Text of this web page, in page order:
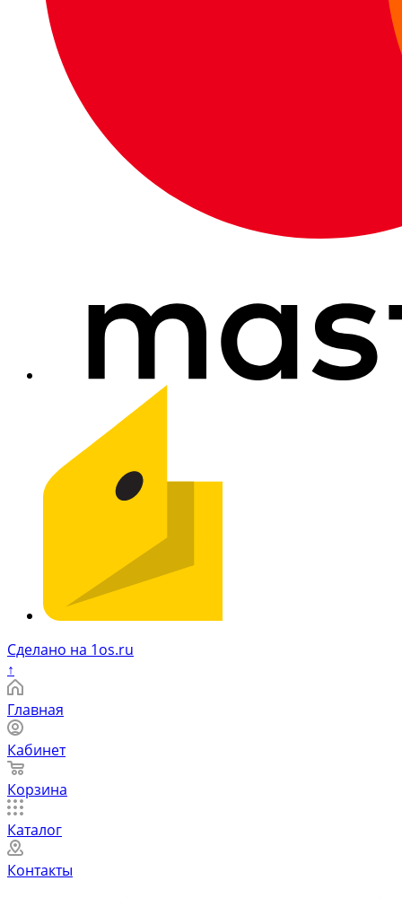
Сделано на 1os.ru
↑
Главная
Кабинет
Корзина
Каталог
Контакты